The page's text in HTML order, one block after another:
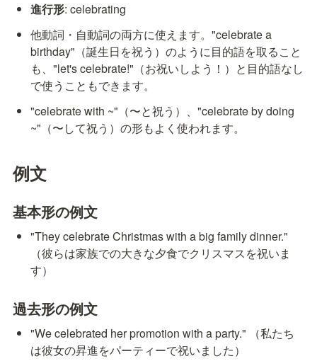
進行形: celebrating
他動詞・自動詞の両方に使えます。"celebrate a
birthday"（誕生日を祝う）のように目的語を取ること
も、"let's celebrate!"（お祝いしよう！）と目的語なし
で使うこともできます。
"celebrate with ~"（〜と祝う）、"celebrate by doing
~"（〜して祝う）の形もよく使われます。
例文
基本形の例文
"They celebrate Christmas with a big family dinner."
（彼らは家族での大きな夕食でクリスマスを祝いま
す）
過去形の例文
"We celebrated her promotion with a party." （私たち
は彼女の昇進をパーティーで祝いました）